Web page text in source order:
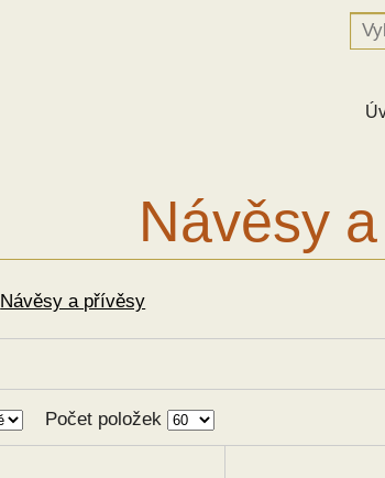
Návěsy
Návěsy a přívěsy
Počet položek